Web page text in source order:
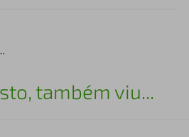
também viu...